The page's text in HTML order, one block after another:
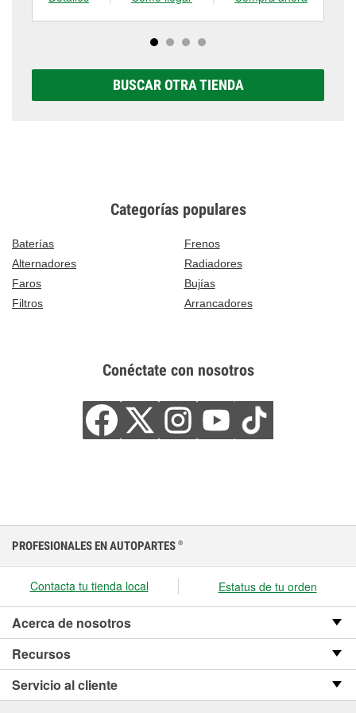
BUSCAR OTRA TIENDA
Categorías populares
Baterías
Frenos
Alternadores
Radiadores
Faros
Bujías
Filtros
Arrancadores
Conéctate con nosotros
PROFESIONALES EN AUTOPARTES ®
Contacta tu tienda local Estatus de tu orden
Acerca de nosotros
Recursos
Servicio al cliente